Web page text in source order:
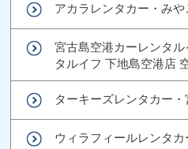
アカラレンタカー・み
宮古島空港カーレンタ
タルイフ 下地島空港店
ターキーズレンタカー
ウィラフィールレンタ